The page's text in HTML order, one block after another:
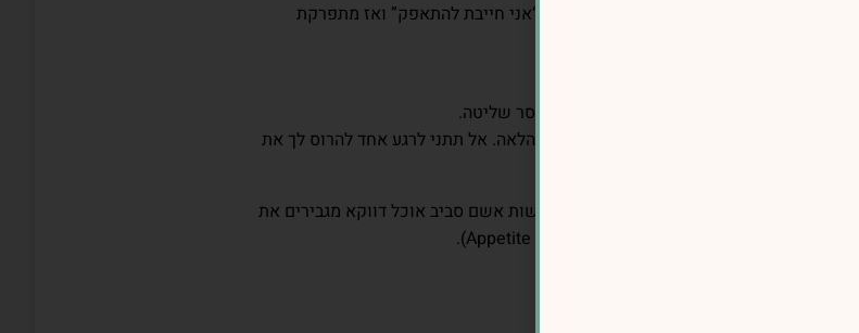
אם את מוצאת את עצמך בסוף השבוע בלופ של “אני חייבת להתאפק” ואז מתפרקת
✅ תאכלי בהנאה ובמודעות, ולא מתוך תחושת חוסר שליטה.
✅ אם נהנית מעוגה, כוס יין או מאפה – תמשיכי הלאה. אל תתני לרגע אחד להרוס לך את
💡 מחקרים בפסיכולוגיה של תזונה מראים כי רגשות אשם סביב אוכל דווקא מגבירים את